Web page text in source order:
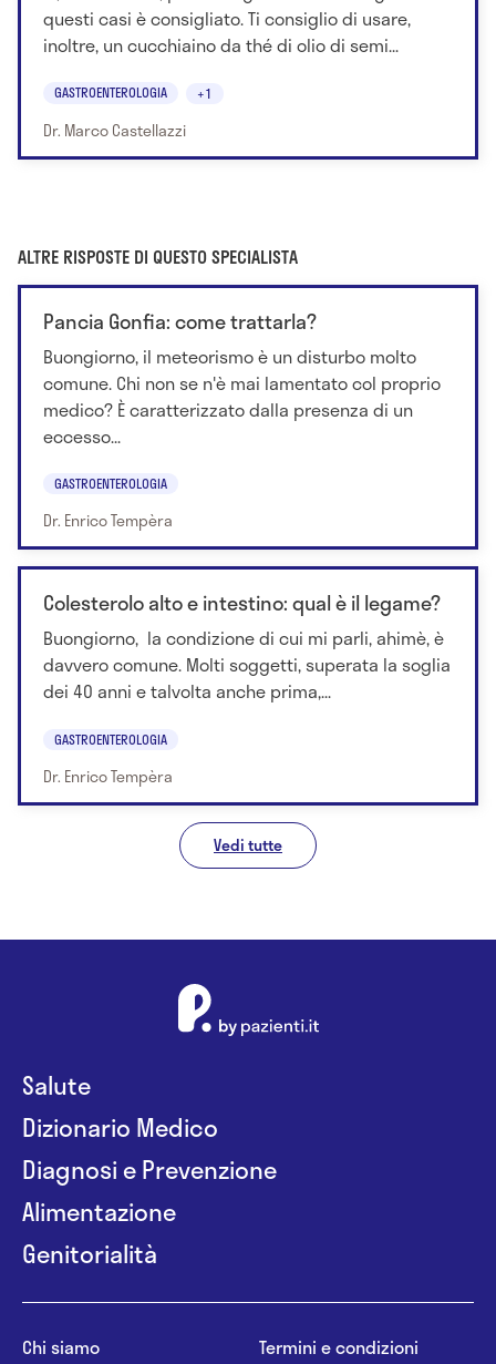
questi casi è consigliato. Ti consiglio di usare,
inoltre, un cucchiaino da thé di olio di semi...
GASTROENTEROLOGIA +1
Dr. Marco Castellazzi
ALTRE RISPOSTE DI QUESTO SPECIALISTA
Pancia Gonfia: come trattarla?
Buongiorno, il meteorismo è un disturbo molto
comune. Chi non se n'è mai lamentato col proprio
medico? È caratterizzato dalla presenza di un
eccesso...
GASTROENTEROLOGIA
Dr. Enrico Tempèra
Colesterolo alto e intestino: qual è il legame?
Buongiorno, la condizione di cui mi parli, ahimè, è
davvero comune. Molti soggetti, superata la soglia
dei 40 anni e talvolta anche prima,...
GASTROENTEROLOGIA
Dr. Enrico Tempèra
Vedi tutte
Salute
Dizionario Medico
Diagnosi e Prevenzione
Alimentazione
Genitorialità
Chi siamo
Termini e condizioni